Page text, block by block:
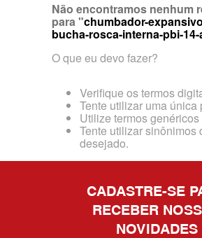
Não encontramos nenhum
para "chumbador-
bucha-rosca-interna-pbi-
O que eu devo fazer?
Verifique os termos
Tente utilizar uma única
Utilize termos
Tente utilizar sinônimos
desejado.
CADASTRE-SE
RECEBER
NOVIDADES